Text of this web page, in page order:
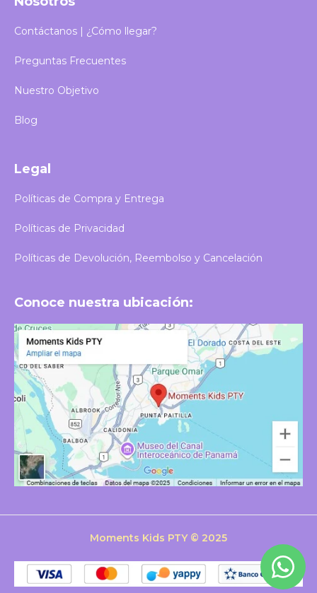
Contáctanos | ¿Cómo llegar?
Preguntas Frecuentes
Nuestro Objetivo
Blog
Legal
Políticas de Compra y Entrega
Políticas de Privacidad
Políticas de Devolución, Reembolso y Cancelación
Conoce nuestra ubicación:
Moments Kids PTY © 2025